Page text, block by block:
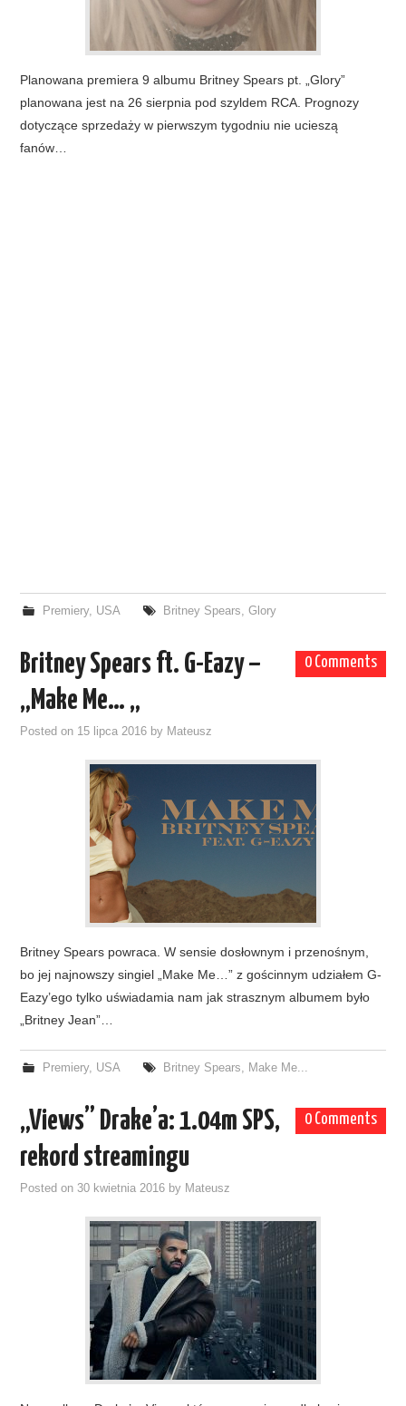
Planowana premiera 9 albumu Britney Spears pt. „Glory”
planowana jest na 26 sierpnia pod szyldem RCA. Prognozy
dotyczące sprzedaży w pierwszym tygodniu nie ucieszą
fanów…
Premiery, USA Britney Spears, Glory
0 Comments
Britney Spears ft. G-Eazy –
„Make Me… „
Posted on 15 lipca 2016 by Mateusz
Britney Spears powraca. W sensie dosłownym i przenośnym,
bo jej najnowszy singiel „Make Me…” z gościnnym udziałem G-
Eazy’ego tylko uświadamia nam jak strasznym albumem było
„Britney Jean”…
Premiery, USA Britney Spears, Make Me...
0 Comments
„Views” Drake’a: 1.04m SPS,
rekord streamingu
Posted on 30 kwietnia 2016 by Mateusz